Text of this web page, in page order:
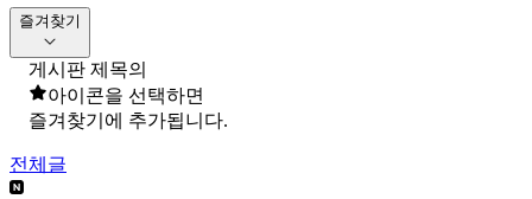
즐겨찾기
게시판 제목의
아이콘을 선택하면
즐겨찾기에 추가됩니다.
전체글